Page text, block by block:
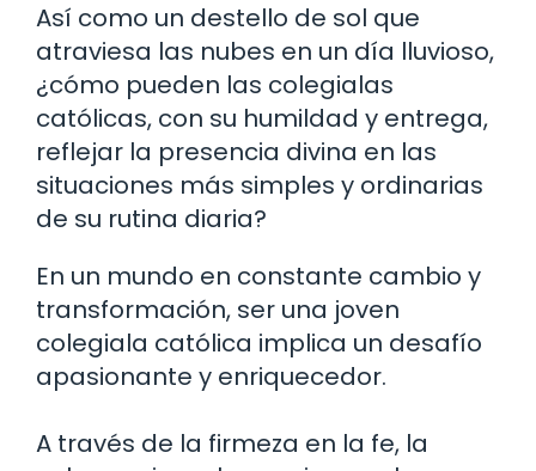
Así como un destello de sol que
atraviesa las nubes en un día lluvioso,
¿cómo pueden las colegialas
católicas, con su humildad y entrega,
reflejar la presencia divina en las
situaciones más simples y ordinarias
de su rutina diaria?
En un mundo en constante cambio y
transformación, ser una joven
colegiala católica implica un desafío
apasionante y enriquecedor.
A través de la firmeza en la fe, la